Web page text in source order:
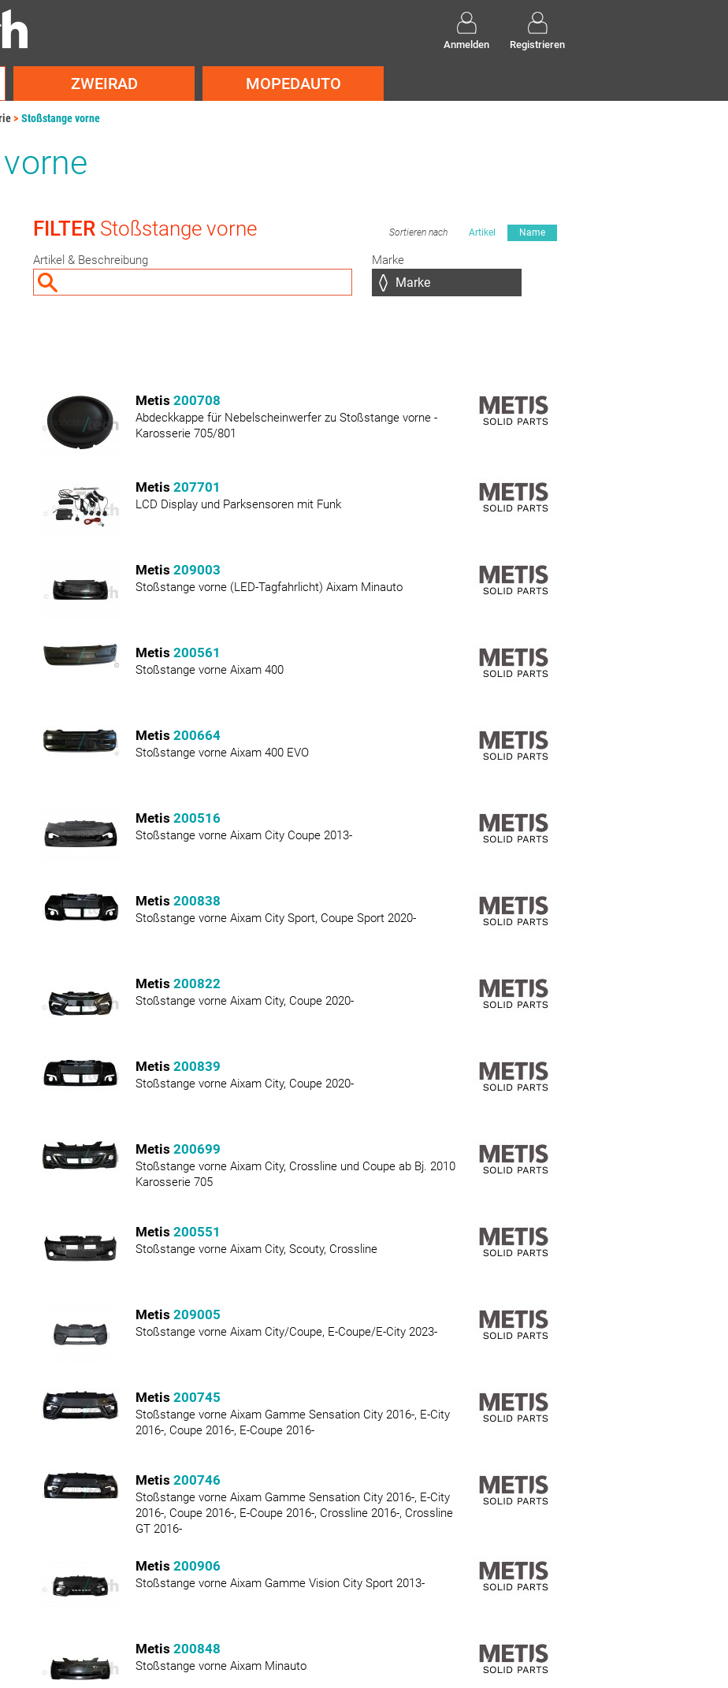
Anmelden Registrieren
ZWEIRAD MOPEDAUTO
Stoßstange vorne
FILTER Stoßstange vorne Sortieren nach Artikel Name
Artikel & Beschreibung Marke
Metis 200708
Abdeckkappe für Nebelscheinwerfer zu Stoßstange vorne -
Karosserie 705/801
Metis 207701
LCD Display und Parksensoren mit Funk
Metis 209003
Stoßstange vorne (LED-Tagfahrlicht) Aixam Minauto
Metis 200561
Stoßstange vorne Aixam 400
Metis 200664
Stoßstange vorne Aixam 400 EVO
Metis 200516
Stoßstange vorne Aixam City Coupe 2013-
Metis 200838
Stoßstange vorne Aixam City Sport, Coupe Sport 2020-
Metis 200822
Stoßstange vorne Aixam City, Coupe 2020-
Metis 200839
Stoßstange vorne Aixam City, Coupe 2020-
Metis 200699
Stoßstange vorne Aixam City, Crossline und Coupe ab Bj. 2010
Karosserie 705
Metis 200551
Stoßstange vorne Aixam City, Scouty, Crossline
Metis 209005
Stoßstange vorne Aixam City/Coupe, E-Coupe/E-City 2023-
Metis 200745
Stoßstange vorne Aixam Gamme Sensation City 2016-, E-City
2016-, Coupe 2016-, E-Coupe 2016-
Metis 200746
Stoßstange vorne Aixam Gamme Sensation City 2016-, E-City
2016-, Coupe 2016-, E-Coupe 2016-, Crossline 2016-, Crossline
GT 2016-
Metis 200906
Stoßstange vorne Aixam Gamme Vision City Sport 2013-
Metis 200848
Stoßstange vorne Aixam Minauto